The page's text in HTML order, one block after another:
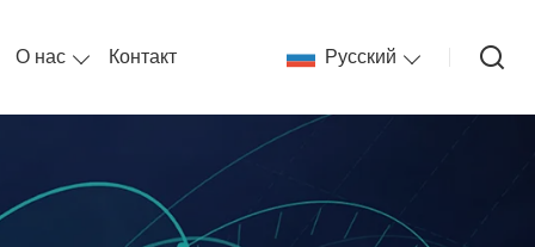
О нас Контакт Pусский